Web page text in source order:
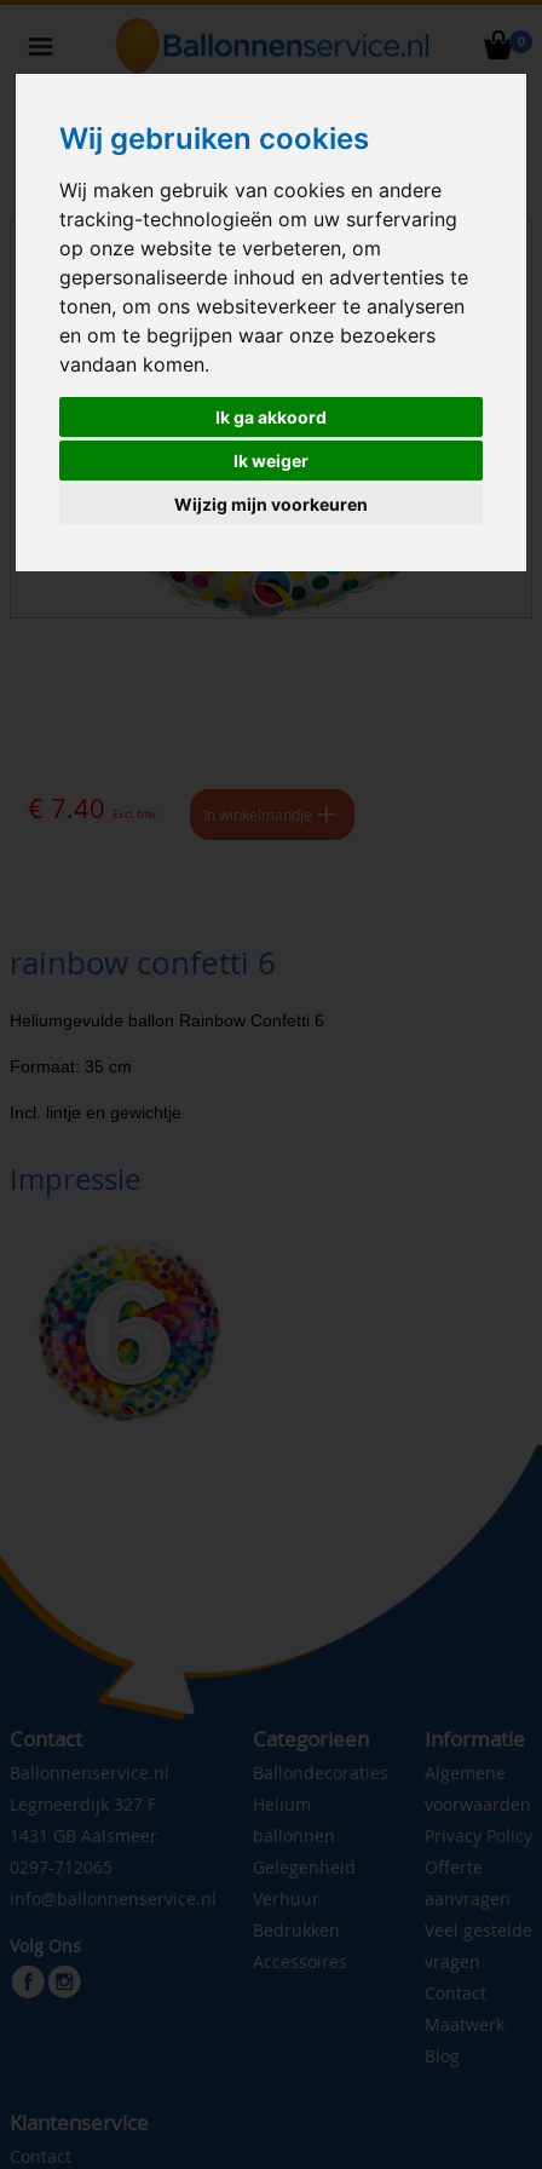
Wij gebruiken cookies
Wij maken gebruik van cookies en andere
tracking-technologieën om uw surfervaring
op onze website te verbeteren, om
gepersonaliseerde inhoud en advertenties te
tonen, om ons websiteverkeer te analyseren
en om te begrijpen waar onze bezoekers
vandaan komen.
Ik ga akkoord
Ik weiger
Wijzig mijn voorkeuren
0
Nederland
€ 7.40 Excl. btw In winkelmandje
rainbow confetti 6
Heliumgevulde ballon Rainbow Confetti 6
Formaat: 35 cm
Incl. lintje en gewichtje
Impressie
Contact
Ballonnenservice.nl
Legmeerdijk 327 F
1431 GB Aalsmeer
0297-712065
info@ballonnenservice.nl
Volg Ons
Categorieen
Ballondecoraties
Helium
ballonnen
Gelegenheid
Verhuur
Bedrukken
Accessoires
Informatie
Algemene
voorwaarden
Privacy Policy
Offerte
aanvragen
Veel gestelde
vragen
Contact
Maatwerk
Blog
Klantenservice
Contact